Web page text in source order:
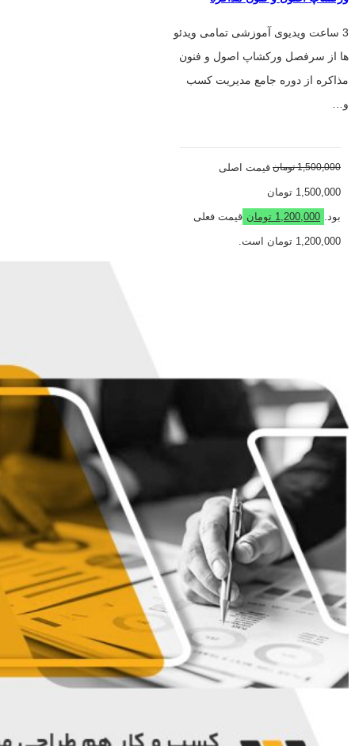
3 ساعت ویدیوی آموزشی تمامی ویدئو
ها از سرفصل ورکشاپ اصول و فنون
مذاکره از دوره جامع مدیریت کسب
و…
1,500,000 تومان قیمت اصلی
1,500,000 تومان
بود. 1,200,000 تومان قیمت فعلی
1,200,000 تومان است.